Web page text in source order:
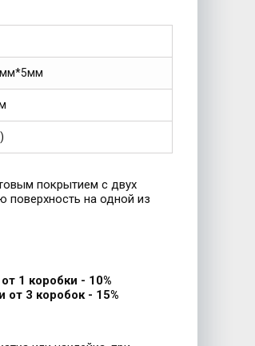
покрытием с двух
поверхность на одной из
1 коробки - 10%
от 3 коробок - 15%